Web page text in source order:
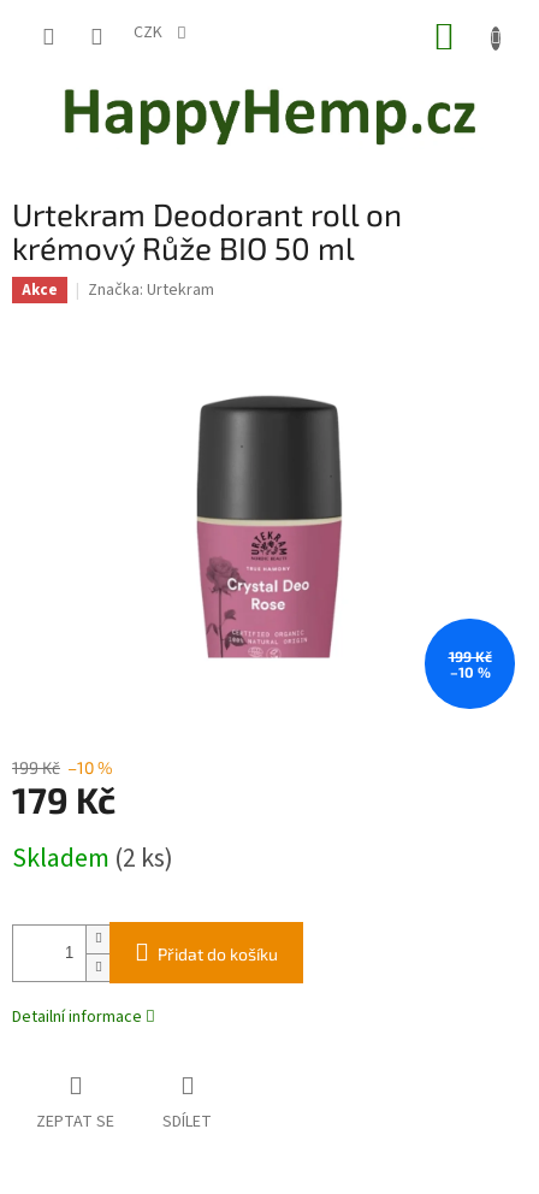
CZK
Urtekram Deodorant roll on
krémový Růže BIO 50 ml
Akce Značka: Urtekram
199 Kč
–10 %
199 Kč –10 %
179 Kč
cena:
Skladem (2 ks)
Přidat do košíku
Detailní informace
ZEPTAT SE SDÍLET